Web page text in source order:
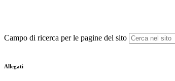
Campo di ricerca per le pagine del sito
Allegati